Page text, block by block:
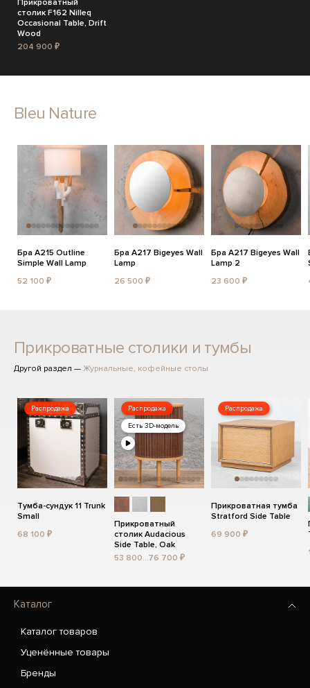
Прикроватный
столик F162 Nilleq
Occasional Table, Drift
Wood
204 900 ₽
Bleu Nature
Бра A215 Outline
Simple Wall Lamp
52 100 ₽
Бра A217 Bigeyes Wall
Lamp
26 500 ₽
Бра A217 Bigeyes Wall
Lamp 2
23 600 ₽
Прикроватные столики и тумбы
Другой раздел — Журнальные, кофейные столы
Распродажа
Тумба-сундук 11 Trunk
Small
68 100 ₽
Распродажа
Есть 3D-модель
Прикроватный
столик Audacious
Side Table, Oak
53 800...76 700 ₽
Распродажа
Прикроватная тумба
Stratford Side Table
69 900 ₽
Каталог
Каталог товаров
Уценённые товары
Бренды